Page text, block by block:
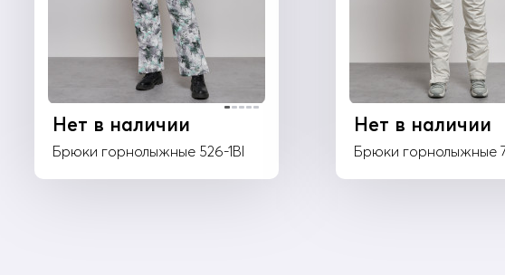
Нет в наличии
Брюки горнолыжные 526-1Bl
Нет в наличии
Брюки горнолыжные